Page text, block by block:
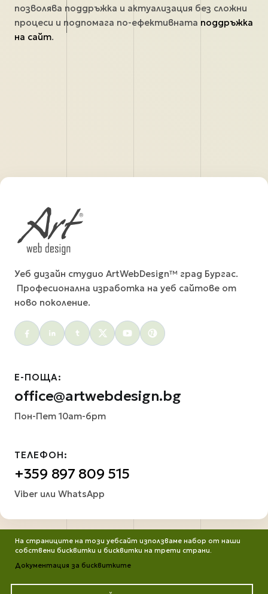
позволява поддръжка и актуализация без сложни
процеси и подпомага по-ефективната поддръжка
на сайт.
Уеб дизайн студио ArtWebDesign™ град Бургас.
Професионална изработка на уеб сайтове от
ново поколение.
Social menu
На страниците на този уебсайт използваме набор от наши
собствени бисквитки и бисквитки на трети страни.
Документация за бисквитките
Е-ПОЩА:
office@artwebdesign.bg
Пон-Пет 10am-6pm
ТЕЛЕФОН:
+359 897 809 515
Viber или WhatsApp